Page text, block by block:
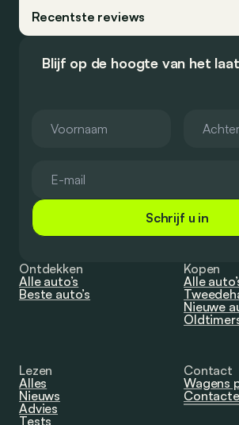
Recentste reviews
Blijf op de hoogte van het
Schrijf u in
Ontdekken
Alle auto’s
Beste auto’s
Kopen
Alle
Nieuwe
Lezen
Alles
Nieuws
Advies
Tests
Contact
Wagens